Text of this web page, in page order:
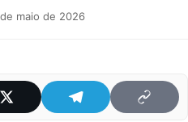
maio de 2026